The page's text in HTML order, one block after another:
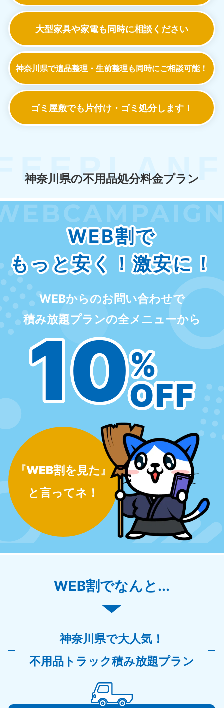
大型家具や家電も同時に相談ください
神奈川県で遺品整理・生前整理も同時にご相談可能！
ゴミ屋敷でも 片付け・ゴミ処分します！
神奈川県の不用品処分料金プラン
WEB割で
もっと安く！激安に！
WEBからのお問い合わせで
積み放題プランの全メニューから
10%
OFF
『WEB割を見た』
と言ってネ！
WEB割でなんと...
神奈川県で大人気！
不用品トラック積み放題プラン